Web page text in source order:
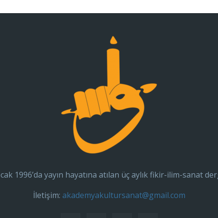
1996’da yayın hayatına atılan üç aylık fikir-ilim-sanat
İletişim: akademyakultursanat@gmail.com